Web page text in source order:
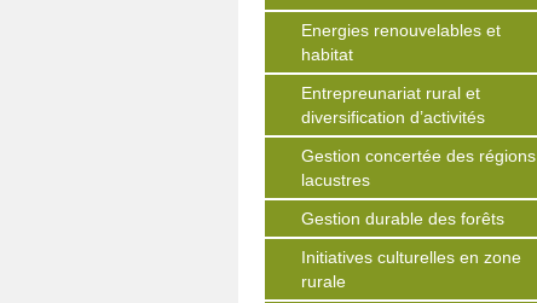
Energies renouvelables et
habitat
Entrepreunariat rural et
diversification d’activités
Gestion concertée des régions
lacustres
Gestion durable des forêts
Initiatives culturelles en zone
rurale